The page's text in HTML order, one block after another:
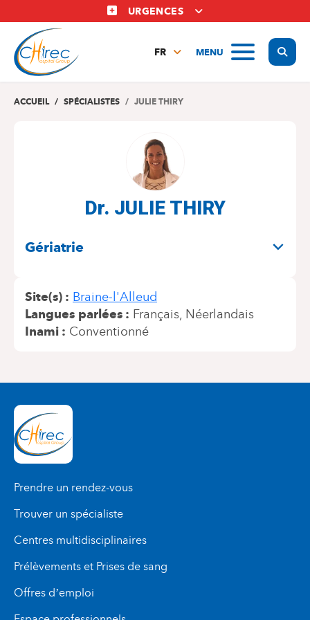
au
contenu
principal
URGENCES
MENU
FR
EN
ACCUEIL SPÉCIALISTES JULIE THIRY
Dr. JULIE THIRY
Gériatrie
Site(s)
Braine-l'Alleud
Langues parlées
Français Néerlandais
Inami
Conventionné
Prendre un rendez-vous
Trouver un spécialiste
Centres multidisciplinaires
Prélèvements et Prises de sang
Offres d’emploi